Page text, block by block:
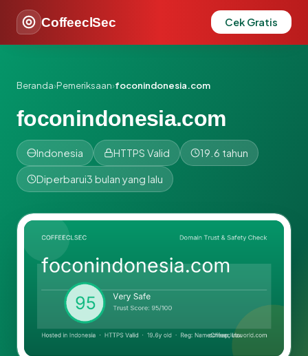
CoffeeclSec Cek Gratis
Beranda›Pemeriksaan›foconindonesia.com
foconindonesia.com
Indonesia HTTPS Valid 19.6 tahun
Diperbarui3 bulan yang lalu